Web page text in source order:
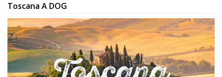
Toscana A DOG